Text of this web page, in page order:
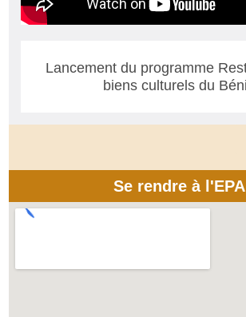
Lancement du programme
biens culturels du
Se rendre à l'EPA